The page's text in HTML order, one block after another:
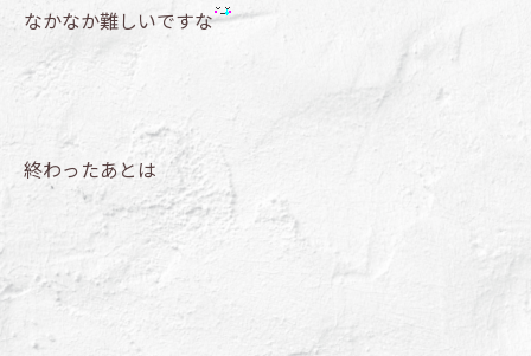
なかなか難しいですな
終わったあとは